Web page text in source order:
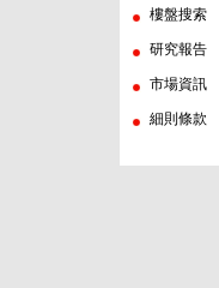
樓盤搜索
研究報告
市場資訊
細則條款